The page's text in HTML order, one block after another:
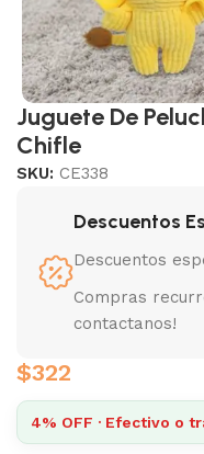
Juguete De
Chifle
SKU: CE338
Descuentos
Descuentos
Compras
contactanos!
$322
4% OFF · Efectivo o